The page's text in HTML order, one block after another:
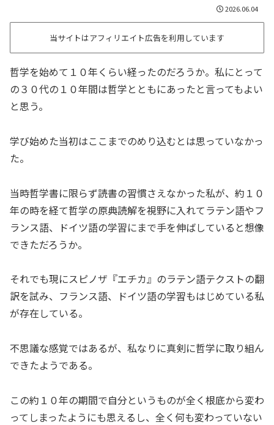
2026.06.04
当サイトはアフィリエイト広告を利用しています
哲学を始めて１０年くらい経ったのだろうか。私にとって
の３０代の１０年間は哲学とともにあったと言ってもよい
と思う。
学び始めた当初はここまでのめり込むとは思っていなかっ
た。
当時哲学書に限らず読書の習慣さえなかった私が、約１０
年の時を経て哲学の原典読解を視野に入れてラテン語やフ
ランス語、ドイツ語の学習にまで手を伸ばしていると想像
できただろうか。
それでも現にスピノザ『エチカ』のラテン語テクストの翻
訳を試み、フランス語、ドイツ語の学習もはじめている私
が存在している。
不思議な感覚ではあるが、私なりに真剣に哲学に取り組ん
できたようである。
この約１０年の期間で自分というものが全く根底から変わ
ってしまったようにも思えるし、全く何も変わっていない